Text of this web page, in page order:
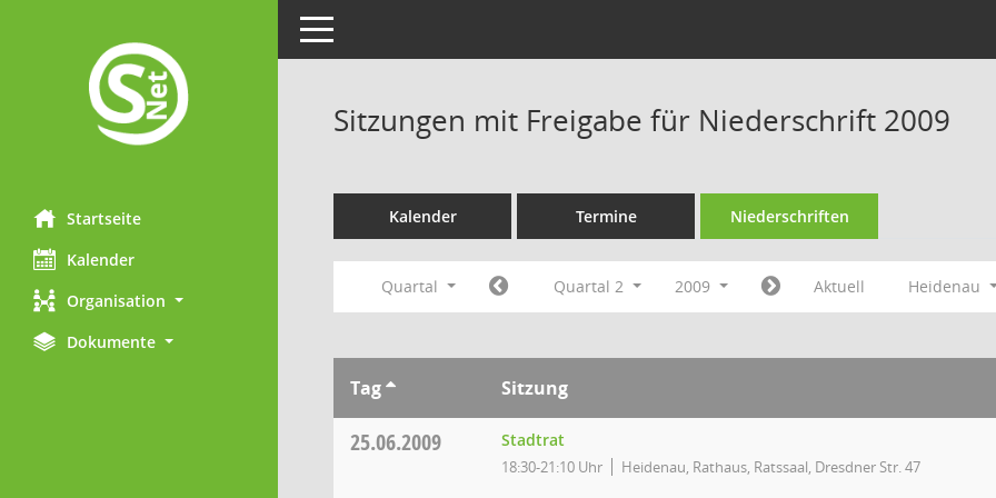
Startseite
Kalender
Organisation
Dokumente
Toggle navigation
Sitzungen mit Freigabe für Niederschrift 2009
Kalender Termine Niederschriften
Quartal Quartal 2 2009 Aktuell Heidenau
Tag Sitzung
25.06.2009 Stadtrat
18:30-21:10 Uhr Heidenau, Rathaus, Ratssaal, Dresdner Str. 47